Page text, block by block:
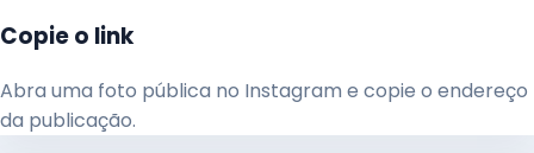
Copie o link
Abra uma foto pública no Instagram e copie o endereço
da publicação.